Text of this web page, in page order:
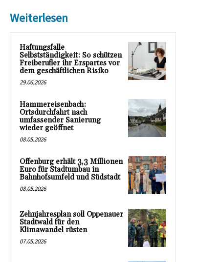
Weiterlesen
Haftungsfalle
Selbstständigkeit: So schützen
Freiberufler ihr Erspartes vor
dem geschäftlichen Risiko
29.06.2026
Hammereisenbach:
Ortsdurchfahrt nach
umfassender Sanierung
wieder geöffnet
08.05.2026
Offenburg erhält 3,3 Millionen
Euro für Stadtumbau in
Bahnhofsumfeld und Südstadt
08.05.2026
Zehnjahresplan soll Oppenauer
Stadtwald für den
Klimawandel rüsten
07.05.2026